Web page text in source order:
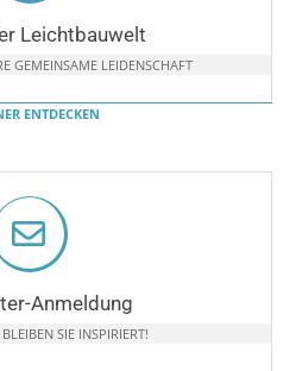
Leichtbauwelt
GEMEINSAME LEIDENSCHAFT
ENTDECKEN
Anmeldung
SIE INSPIRIERT!